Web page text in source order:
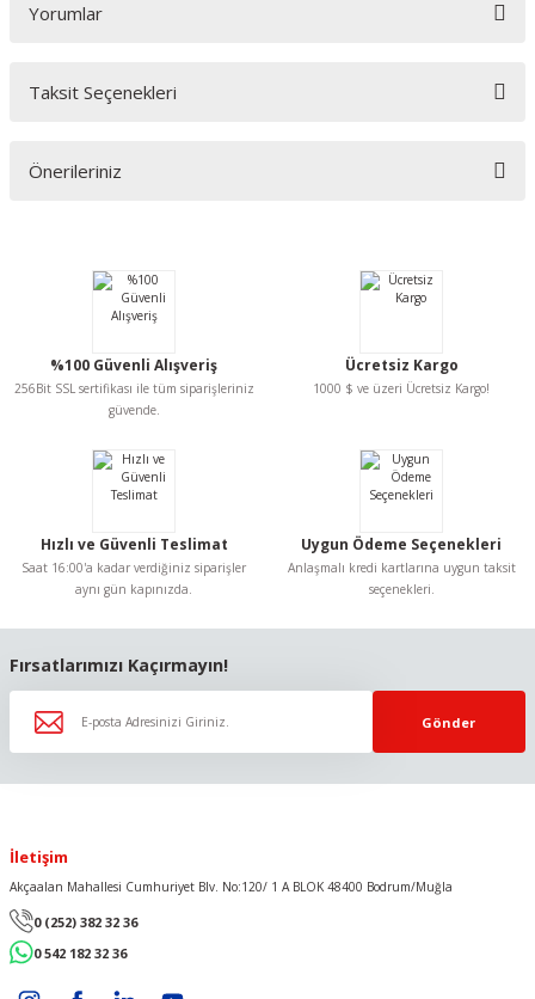
Yorumlar
Bu ürüne ilk yorumu siz yapın!
Taksit Seçenekleri
Önerileriniz
Görüş ve önerileriniz için teşekkür ederiz.
Ürün açıklamasında eksik bilgiler bulunuyor.
Ürün bilgilerinde hatalar bulunuyor.
Bu ürüne benzer farklı alternatifler olmalı.
%100 Güvenli Alışveriş
256Bit SSL sertifikası ile tüm siparişleriniz
güvende.
Ücretsiz Kargo
1000 $ ve üzeri Ücretsiz Kargo!
Hızlı ve Güvenli Teslimat
Saat 16:00'a kadar verdiğiniz siparişler
aynı gün kapınızda.
Uygun Ödeme Seçenekleri
Anlaşmalı kredi kartlarına uygun taksit
seçenekleri.
Fırsatlarımızı Kaçırmayın!
Gönder
İletişim
Akçaalan Mahallesi Cumhuriyet Blv. No:120/ 1 A BLOK 48400 Bodrum/Muğla
0 (252) 382 32 36
0 542 182 32 36